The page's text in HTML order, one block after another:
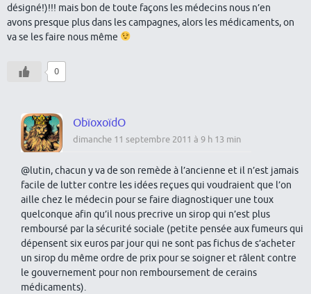
désigné!)!!! mais bon de toute façons les médecins nous n’en
avons presque plus dans les campagnes, alors les médicaments, on
va se les faire nous même
0
ObïoxoïdO
dimanche 11 septembre 2011 à 9 h 13 min
@lutin, chacun y va de son remède à l’ancienne et il n’est jamais
facile de lutter contre les idées reçues qui voudraient que l’on
aille chez le médecin pour se faire diagnostiquer une toux
quelconque afin qu’il nous precrive un sirop qui n’est plus
remboursé par la sécurité sociale (petite pensée aux fumeurs qui
dépensent six euros par jour qui ne sont pas fichus de s’acheter
un sirop du même ordre de prix pour se soigner et râlent contre
le gouvernement pour non remboursement de cerains
médicaments).